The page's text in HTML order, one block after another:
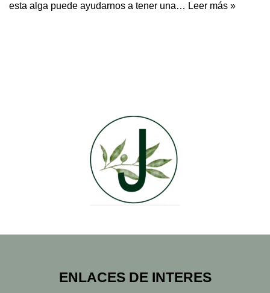
esta alga puede ayudarnos a tener una… Leer más »
ENLACES DE INTERES